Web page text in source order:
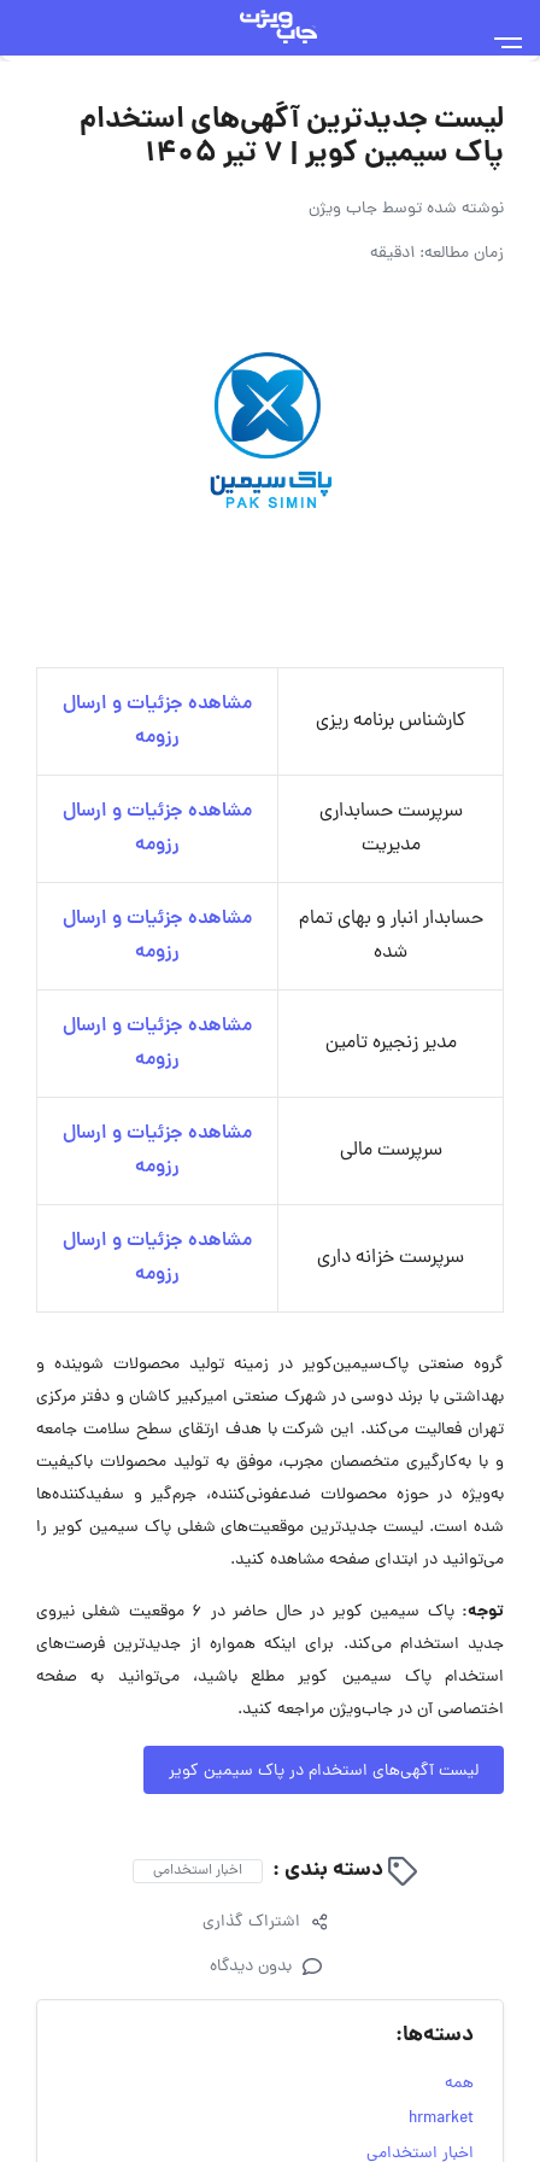
لیست جدیدترین آگهی‌های استخدام
پاک سیمین کویر | ۷ تیر ۱۴۰۵
نوشته شده توسطجاب ویژن
زمان مطالعه: 1دقیقه
کارشناس برنامه ریزی
مشاهده جزئیات و ارسال
رزومه
سرپرست حسابداری
مدیریت
مشاهده جزئیات و ارسال
رزومه
حسابدار انبار و بهای تمام
شده
مشاهده جزئیات و ارسال
رزومه
مدیر زنجیره تامین
مشاهده جزئیات و ارسال
رزومه
سرپرست مالی
مشاهده جزئیات و ارسال
رزومه
سرپرست خزانه داری
مشاهده جزئیات و ارسال
رزومه
گروه صنعتی پاک‌سیمین‌کویر در زمینه تولید محصولات شوینده و
بهداشتی با برند دوسی در شهرک صنعتی امیرکبیر کاشان و دفتر مرکزی
تهران فعالیت می‌کند. این شرکت با هدف ارتقای سطح سلامت جامعه
و با به‌کارگیری متخصصان مجرب، موفق به تولید محصولات باکیفیت
به‌ویژه در حوزه محصولات ضدعفونی‌کننده، جرم‌گیر و سفیدکننده‌ها
شده است. لیست جدیدترین موقعیت‌های شغلی پاک سیمین کویر را
می‌توانید در ابتدای صفحه مشاهده کنید.
توجه:
پاک سیمین کویر در حال حاضر در ۶ موقعیت شغلی نیروی
جدید استخدام می‌کند. برای اینکه همواره از جدیدترین فرصت‌های
استخدام پاک سیمین کویر مطلع باشید، می‌توانید به صفحه
اختصاصی آن در جاب‌ویژن مراجعه کنید.
لیست آگهی‌های استخدام در پاک سیمین کویر
دسته بندی : اخبار استخدامی
اشتراک گذاری
بدون دیدگاه
دسته‌ها:
همه
hrmarket
اخبار استخدامی